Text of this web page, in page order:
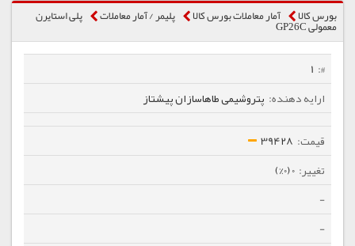
بورس کالا آمار معاملات بورس کالا پلیمر / آمار معاملات پلی استایرن
معمولی GP26C
1
پتروشیمی طاهاسازان پیشتاز
39428
0 (0%)
-
-